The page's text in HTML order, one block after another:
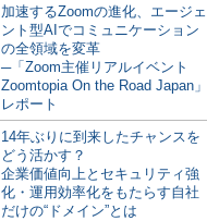
加速するZoomの進化、エージェ
ント型AIでコミュニケーション
の全領域を変革
─「Zoom主催リアルイベント
Zoomtopia On the Road Japan」
レポート
14年ぶりに到来したチャンスを
どう活かす？
企業価値向上とセキュリティ強
化・運用効率化をもたらす自社
だけの“ドメイン”とは